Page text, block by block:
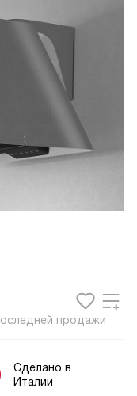
продажи
Сделано в
Италии